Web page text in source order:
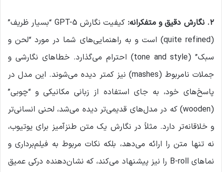
۲.نگارش دقیق و متفکرانه:
کیفیت نگارش GPT-5 “بسیار ظریف”
(quite refined) است و به راهنمایی‌های شما در مورد “لحن و
سبک” (tone and style) احترام می‌گذارد. خطاهای نگارشی و
جملات نامربوط (mashes) نیز کمتر دیده می‌شوند. این مدل در
پاسخ‌های خود، به جای استفاده از زبانی مکانیکی و “چوبی”
(wooden) که در مدل‌های قدیمی‌تر دیده می‌شد، لحنی انسانی‌تر
و خلاقانه‌تر دارد. مثلاً در نگارش یک متن طنزآمیز برای یوتیوب،
نه تنها متن را ارائه می‌دهد، بلکه نکات مربوط به فیلم‌برداری و
نماهای B-roll را نیز پیشنهاد می‌کند، که نشان‌دهنده درکی عمیق